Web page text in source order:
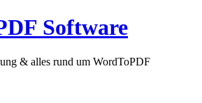
Software
& alles rund um WordToPDF